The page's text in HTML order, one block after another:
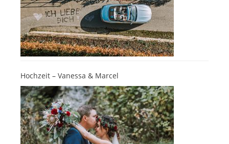
Hochzeit – Vanessa & Marcel